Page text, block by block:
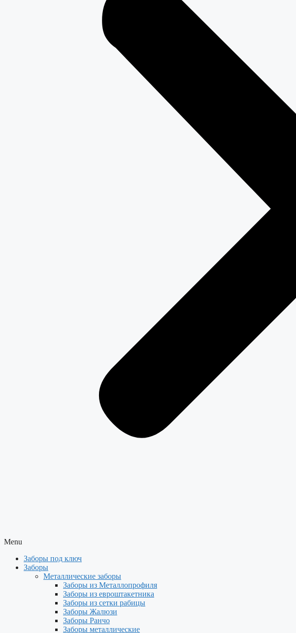
Menu
Заборы под ключ
Заборы
Металлические заборы
Заборы из Металлопрофиля
Заборы из евроштакетника
Заборы из сетки рабицы
Заборы Жалюзи
Заборы Ранчо
Заборы металлические